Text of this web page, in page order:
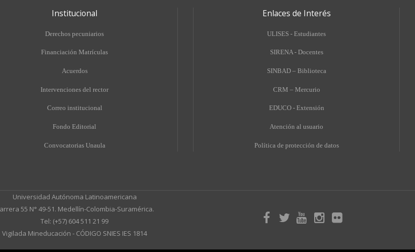
Institucional
Derechos pecuniarios
Financiación Matrículas
Acuerdos
Intervenciones del rector
Correo institucional
Fondo Editorial
Convocatorias Unaula
Enlaces de Interés
ULISES - Estudiantes
SIRENA - Docentes
SINBAD – Biblioteca
CRM – Mercurio
EDUCO - Extensión
Atención al usuario
Política de protección de datos
Universidad Autónoma Latinoamericana
55 N° 49-51. Medellín-Colombia-Suramérica.
Tel: (+57) 604 511 21 99
Vigilada Mineducación - CÓDIGO SNIES IES 1814